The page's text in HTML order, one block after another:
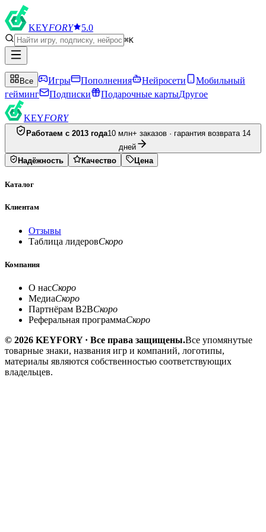
KEYFORY 5.0
⌘K
Все Игры Пополнения Нейросети
Мобильный
гейминг
Подписки Подарочные картыДругое
KEYFORY
Работаем с 2013 года10 млн+ заказов · гарантия возврата 14
дней
Надёжность
Качество Цена
Каталог
Клиентам
Отзывы
Таблица лидеровСкоро
Компания
О насСкоро
МедиаСкоро
Партнёрам B2BСкоро
Реферальная программаСкоро
© 2026 KEYFORY · Все права защищены.Все упомянутые
товарные знаки, названия игр и компаний, логотипы,
материалы являются собственностью соответствующих
владельцев.